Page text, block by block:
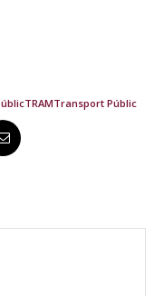
TRAMTransport Públic